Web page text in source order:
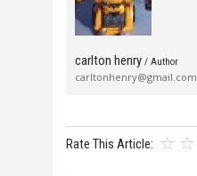
carlton henry / Author
carltonhenry@gmail.com
Rate This Article: